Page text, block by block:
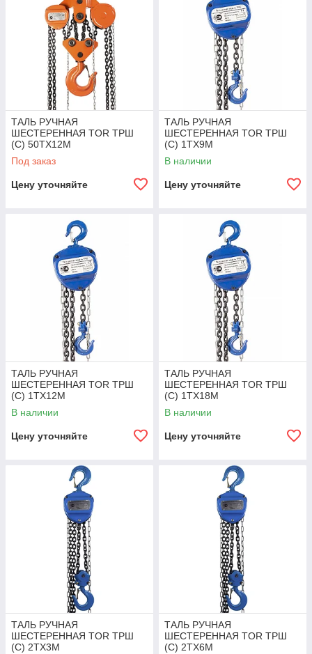
ТАЛЬ РУЧНАЯ
ШЕСТЕРЕННАЯ TOR ТРШ
(C) 50ТХ12М
Под заказ
Цену уточняйте
ТАЛЬ РУЧНАЯ
ШЕСТЕРЕННАЯ TOR ТРШ
(C) 1ТХ9М
В наличии
Цену уточняйте
ТАЛЬ РУЧНАЯ
ШЕСТЕРЕННАЯ TOR ТРШ
(C) 1ТХ12М
В наличии
Цену уточняйте
ТАЛЬ РУЧНАЯ
ШЕСТЕРЕННАЯ TOR ТРШ
(C) 1ТХ18М
В наличии
Цену уточняйте
ТАЛЬ РУЧНАЯ
ШЕСТЕРЕННАЯ TOR ТРШ
(C) 2ТХ3М
ТАЛЬ РУЧНАЯ
ШЕСТЕРЕННАЯ TOR ТРШ
(C) 2ТХ6М